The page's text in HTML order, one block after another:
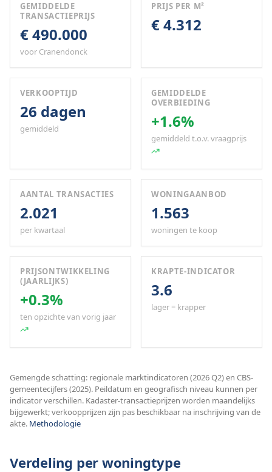
GEMIDDELDE
TRANSACTIEPRIJS
€ 490.000
voor Cranendonck
PRIJS PER M²
€ 4.312
VERKOOPTIJD
26 dagen
gemiddeld
GEMIDDELDE
OVERBIEDING
+1.6%
gemiddeld t.o.v. vraagprijs
AANTAL TRANSACTIES
2.021
per kwartaal
WONINGAANBOD
1.563
woningen te koop
PRIJSONTWIKKELING
(JAARLIJKS)
+0.3%
ten opzichte van vorig jaar
KRAPTE-INDICATOR
3.6
lager = krapper
Gemengde schatting: regionale marktindicatoren (2026 Q2) en CBS-
gemeentecijfers (2025). Peildatum en geografisch niveau kunnen per
indicator verschillen. Kadaster-transactieprijzen worden maandelijks
bijgewerkt; verkoopprijzen zijn pas beschikbaar na inschrijving van de
akte. Methodologie
Verdeling per woningtype